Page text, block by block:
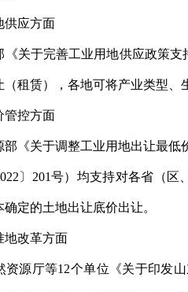
供应方面
《关于完善工业用地供应政策
租赁），各地可将产业类型、
管控方面
部《关于调整工业用地出让最低
〕201号）均支持对各省（
定的土地出让底价出让。
地改革方面
资源厅等12个单位《关于印发